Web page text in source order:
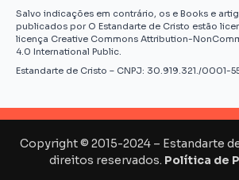
Salvo indicações em contrário, os e Books e
publicados por O Estandarte de Cristo estão
licença Creative Commons Attribution-
4.0 International Public.
Estandarte de Cristo – CNPJ: 30.919.321./0001-
Copyright © 2015-2024 – Estandarte
direitos reservados. Política de